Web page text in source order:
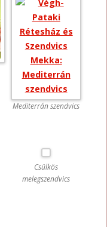
Mediterrán szendvics
Csülkös
melegszendvics